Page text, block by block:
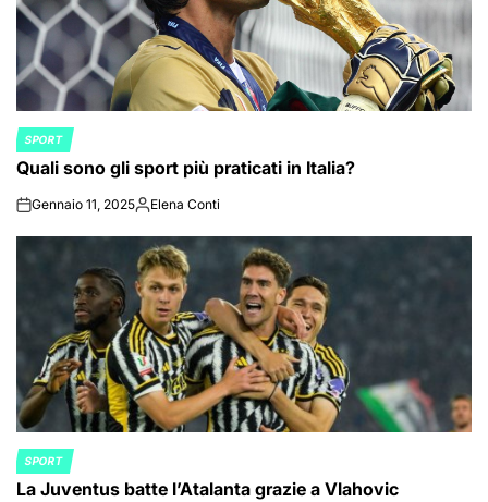
POSTED
IN
SPORT
Quali sono gli sport più praticati in Italia?
onGennaio 11, 2025Posted
Elena Conti
POSTED
IN
SPORT
La Juventus batte l’Atalanta grazie a Vlahovic